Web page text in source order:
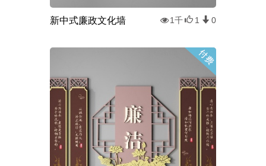
新中式廉政文化墙 1千 1 0